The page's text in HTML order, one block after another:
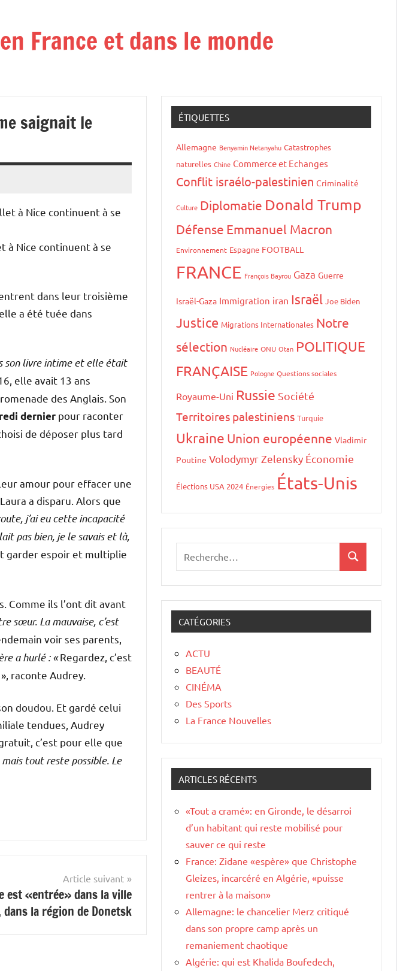
France et dans le monde
saignait le
à Nice continuent à se
dans leur troisième
a été tuée dans
son livre intime et elle était
elle avait 13 ans
des Anglais. Son
dernier pour raconter
de déposer plus tard
amour pour effacer une
a disparu. Alors que
j’ai eu cette incapacité
pas bien, je le savais et là,
garder espoir et multiplie
Comme ils l’ont dit avant
sœur. La mauvaise, c’est
voir ses parents,
a hurlé : «Regardez, c’est
raconte Audrey.
doudou. Et gardé celui
tendues, Audrey
c’est pour elle que
tout reste possible. Le
Article suivant
est «entrée» dans la ville
la région de Donetsk
ÉTIQUETTES
Allemagne Benyamin Netanyahu Catastrophes
naturelles Chine Commerce et Echanges
Conflit israélo-palestinien Criminalité
Culture Diplomatie Donald Trump
Défense Emmanuel Macron
Environnement Espagne FOOTBALL
FRANCE François Bayrou Gaza Guerre
Israël-Gaza Immigration iran Israël Joe Biden
Justice Migrations Internationales Notre
sélection Nucléaire ONU Otan POLITIQUE
FRANÇAISE Pologne Questions sociales
Royaume-Uni Russie Société
Territoires palestiniens Turquie
Ukraine Union européenne Vladimir
Poutine Volodymyr Zelensky Économie
Élections USA 2024 Énergies États-Unis
CATÉGORIES
ACTU
BEAUTÉ
CINÉMA
Des Sports
La France Nouvelles
ARTICLES RÉCENTS
«Tout a cramé»: en Gironde, le désarroi
d’un habitant qui reste mobilisé pour
sauver ce qui reste
France: Zidane «espère» que Christophe
Gleizes, incarcéré en Algérie, «puisse
rentrer à la maison»
Allemagne: le chancelier Merz critiqué
dans son propre camp après un
remaniement chaotique
Algérie: qui est Khalida Boufedech,